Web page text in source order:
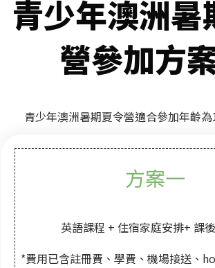
青少年澳洲暑
營參加方
青少年澳洲暑期夏令營適合參加年齡為
方案一
英語課程 + 住宿家庭安排+ 課
*費用已含註冊費、學費、機場接送、